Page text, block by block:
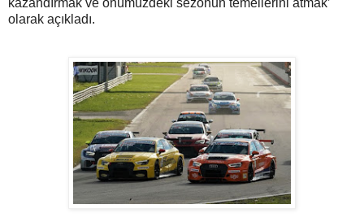
kazandırmak ve önümüzdeki sezonun temellerini atmak’
olarak açıkladı.